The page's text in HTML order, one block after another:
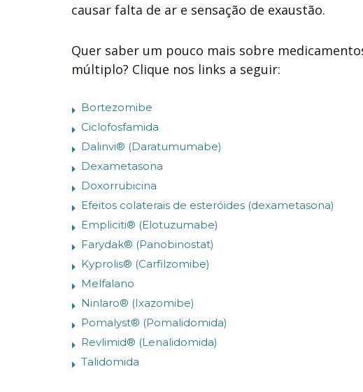
causar falta de ar e sensação de exaustão.
Quer saber um pouco mais sobre
múltiplo? Clique nos links a seguir:
Bortezomibe
Ciclofosfamida
Dalinvi® (Daratumumabe)
Dexametasona
Doxorrubicina
Efeitos colaterais de esteróides (dexametasona)
Empliciti® (Elotuzumabe)
Farydak® (Panobinostat)
Kyprolis® (Carfilzomibe)
Melfalano
Ninlaro® (Ixazomibe)
Pomalyst® (Pomalidomida)
Revlimid® (Lenalidomida)
Talidomida